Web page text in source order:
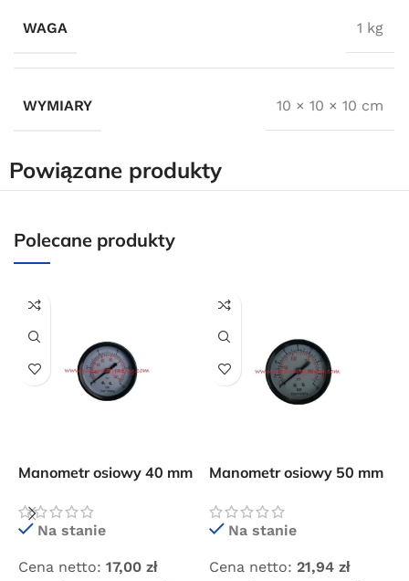
WAGA 1 kg
WYMIARY 10 × 10 × 10 cm
Powiązane produkty
Polecane produkty
Manometr osiowy 40 mm
Na stanie
Cena netto: 17,00 zł
Manometr osiowy 50 mm
Na stanie
Cena netto: 21,94 zł
Darmowa dostawa
Przejdź do sklepu
Oferta ograniczona czasowo